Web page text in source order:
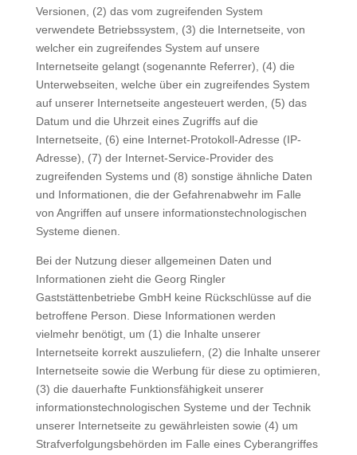
Versionen, (2) das vom zugreifenden System
verwendete Betriebssystem, (3) die Internetseite, von
welcher ein zugreifendes System auf unsere
Internetseite gelangt (sogenannte Referrer), (4) die
Unterwebseiten, welche über ein zugreifendes System
auf unserer Internetseite angesteuert werden, (5) das
Datum und die Uhrzeit eines Zugriffs auf die
Internetseite, (6) eine Internet-Protokoll-Adresse (IP-
Adresse), (7) der Internet-Service-Provider des
zugreifenden Systems und (8) sonstige ähnliche Daten
und Informationen, die der Gefahrenabwehr im Falle
von Angriffen auf unsere informationstechnologischen
Systeme dienen.
Bei der Nutzung dieser allgemeinen Daten und
Informationen zieht die Georg Ringler
Gaststättenbetriebe GmbH keine Rückschlüsse auf die
betroffene Person. Diese Informationen werden
vielmehr benötigt, um (1) die Inhalte unserer
Internetseite korrekt auszuliefern, (2) die Inhalte unserer
Internetseite sowie die Werbung für diese zu optimieren,
(3) die dauerhafte Funktionsfähigkeit unserer
informationstechnologischen Systeme und der Technik
unserer Internetseite zu gewährleisten sowie (4) um
Strafverfolgungsbehörden im Falle eines Cyberangriffes